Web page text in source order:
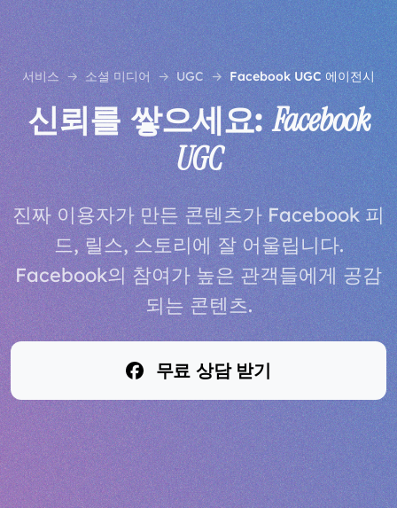
서비스 소셜 미디어 UGC Facebook UGC 에이전시
신뢰를 쌓으세요:Facebook
UGC
진짜 이용자가 만든 콘텐츠가 Facebook 피
드, 릴스, 스토리에 잘 어울립니다.
Facebook의 참여가 높은 관객들에게 공감
되는 콘텐츠.
무료 상담 받기